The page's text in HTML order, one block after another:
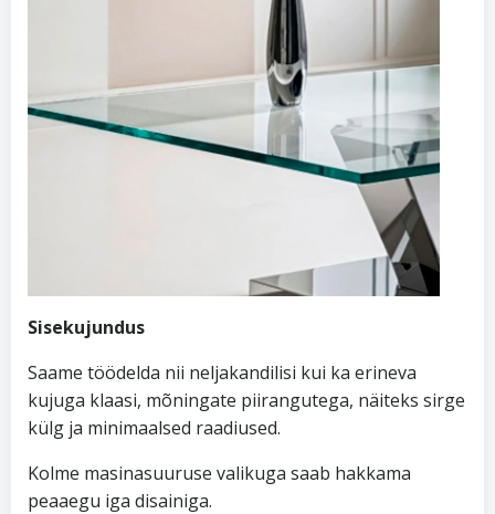
Sisekujundus
Saame töödelda nii neljakandilisi kui ka erineva
kujuga klaasi, mõningate piirangutega, näiteks sirge
külg ja minimaalsed raadiused.
Kolme masinasuuruse valikuga saab hakkama
peaaegu iga disainiga.